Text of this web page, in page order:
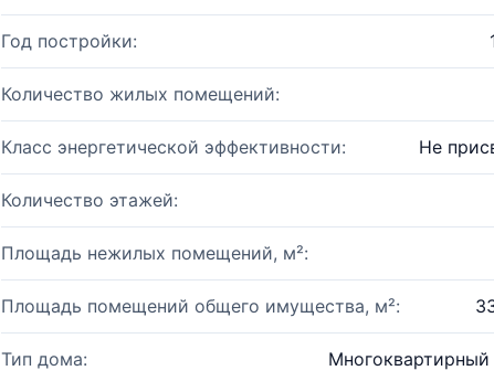
Год постройки:
Количество жилых помещений:
Класс энергетической эффективности: Не
Количество этажей:
Площадь нежилых помещений, м²:
Площадь помещений общего имущества, м²:
Тип дома: